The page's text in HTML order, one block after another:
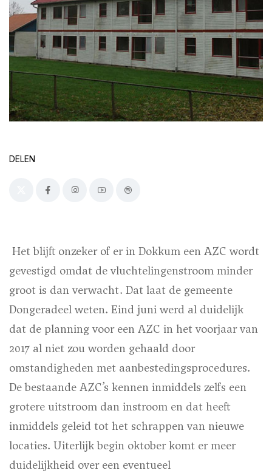
DELEN
Het blijft onzeker of er in Dokkum een AZC wordt
gevestigd omdat de vluchtelingenstroom minder
groot is dan verwacht. Dat laat de gemeente
Dongeradeel weten. Eind juni werd al duidelijk
dat de planning voor een AZC in het voorjaar van
2017 al niet zou worden gehaald door
omstandigheden met aanbestedingsprocedures.
De bestaande AZC’s kennen inmiddels zelfs een
grotere uitstroom dan instroom en dat heeft
inmiddels geleid tot het schrappen van nieuwe
locaties. Uiterlijk begin oktober komt er meer
duidelijkheid over een eventueel